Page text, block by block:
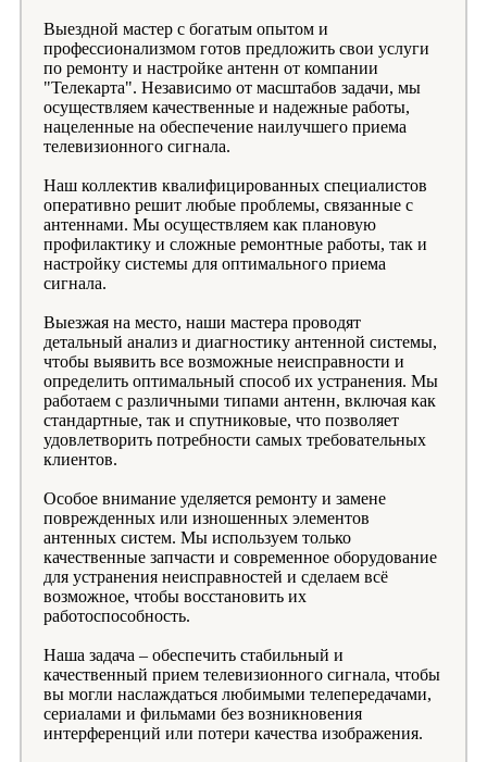
Выездной мастер с богатым опытом и
профессионализмом готов предложить свои услуги
по ремонту и настройке антенн от компании
"Телекарта". Независимо от масштабов задачи, мы
осуществляем качественные и надежные работы,
нацеленные на обеспечение наилучшего приема
телевизионного сигнала.
Наш коллектив квалифицированных специалистов
оперативно решит любые проблемы, связанные с
антеннами. Мы осуществляем как плановую
профилактику и сложные ремонтные работы, так и
настройку системы для оптимального приема
сигнала.
Выезжая на место, наши мастера проводят
детальный анализ и диагностику антенной системы,
чтобы выявить все возможные неисправности и
определить оптимальный способ их устранения. Мы
работаем с различными типами антенн, включая как
стандартные, так и спутниковые, что позволяет
удовлетворить потребности самых требовательных
клиентов.
Особое внимание уделяется ремонту и замене
поврежденных или изношенных элементов
антенных систем. Мы используем только
качественные запчасти и современное оборудование
для устранения неисправностей и сделаем всё
возможное, чтобы восстановить их
работоспособность.
Наша задача – обеспечить стабильный и
качественный прием телевизионного сигнала, чтобы
вы могли наслаждаться любимыми телепередачами,
сериалами и фильмами без возникновения
интерференций или потери качества изображения.